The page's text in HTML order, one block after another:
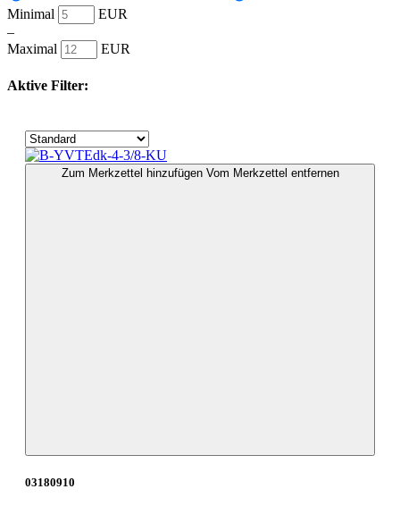
Minimal
EUR
–
Maximal
EUR
Aktive Filter:
Zum Merkzettel hinzufügen Vom Merkzettel entfernen
03180910